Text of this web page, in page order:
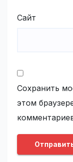
Сайт
Сохранить
этом